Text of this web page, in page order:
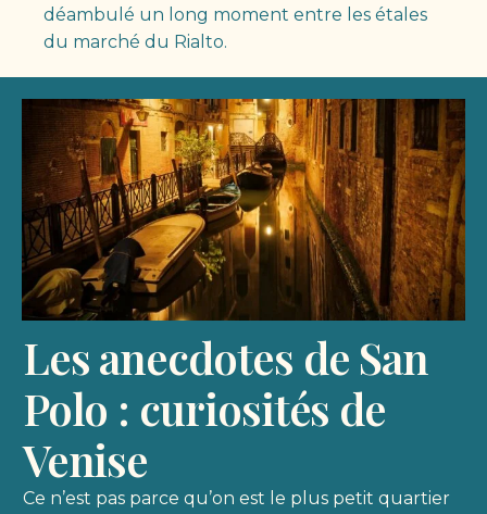
déambulé un long moment entre les étales
du marché du Rialto.
Les anecdotes de San
Polo : curiosités de
Venise
Ce n’est pas parce qu’on est le plus petit quartier